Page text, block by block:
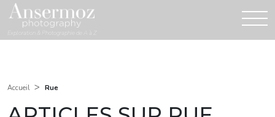
Exploration & Photographie de A à Z
Accueil > Rue